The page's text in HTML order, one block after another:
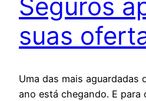
Seguros
suas
Uma das mais aguardadas
ano está chegando. E para